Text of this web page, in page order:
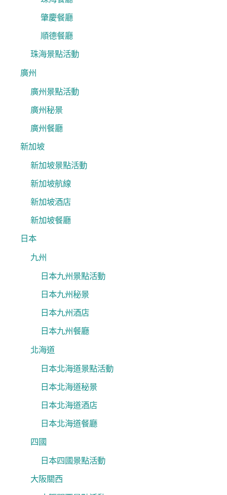
肇慶餐廳
順德餐廳
珠海景點活動
廣州
廣州景點活動
廣州秘景
廣州餐廳
新加坡
新加坡景點活動
新加坡航線
新加坡酒店
新加坡餐廳
日本
九州
日本九州景點活動
日本九州秘景
日本九州酒店
日本九州餐廳
北海道
日本北海道景點活動
日本北海道秘景
日本北海道酒店
日本北海道餐廳
四國
日本四國景點活動
大阪關西